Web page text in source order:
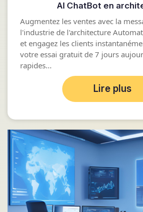
AI ChatBot en
Augmentez les ventes avec la
l'industrie de l'architecture
et engagez les clients
votre essai gratuit de 7 jours
rapides...
Lire plus